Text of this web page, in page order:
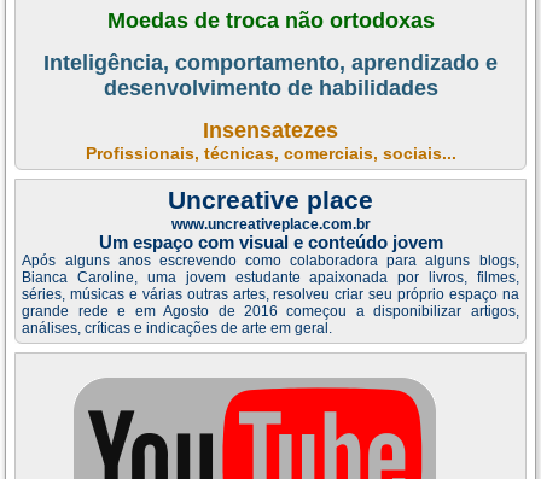
Moedas de troca não ortodoxas
Inteligência, comportamento, aprendizado e
desenvolvimento de habilidades
Insensatezes
Profissionais, técnicas, comerciais, sociais...
Uncreative place
www.uncreativeplace.com.br
Um espaço com visual e conteúdo jovem
Após alguns anos escrevendo como colaboradora para alguns blogs,
Bianca Caroline, uma jovem estudante apaixonada por livros, filmes,
séries, músicas e várias outras artes, resolveu criar seu próprio espaço na
grande rede e em Agosto de 2016 começou a disponibilizar artigos,
análises, críticas e indicações de arte em geral.